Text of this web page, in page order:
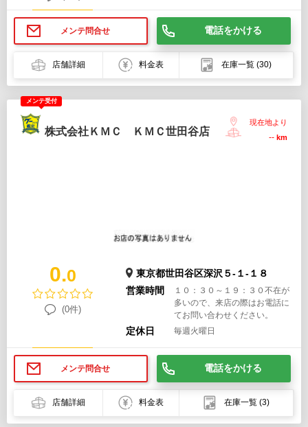
メンテ問合せ 電話をかける
店舗詳細 料金表 在庫一覧 (30)
メンテ受付
株式会社ＫＭＣ ＫＭＣ世田谷店
現在地より
-- km
0.0
(0件)
東京都世田谷区深沢５-１-１８
営業時間
１０：３０～１９：３０不在が
多いので、来店の際はお電話に
てお問い合わせください。
定休日 毎週火曜日
メンテ問合せ 電話をかける
店舗詳細 料金表 在庫一覧 (3)